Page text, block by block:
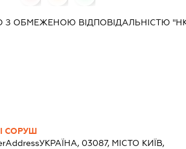
З ОБМЕЖЕНОЮ ВІДПОВІДАЛЬНІСТЮ
СОРУШ
УКРАЇНА, 03087, МІСТО КИЇВ,